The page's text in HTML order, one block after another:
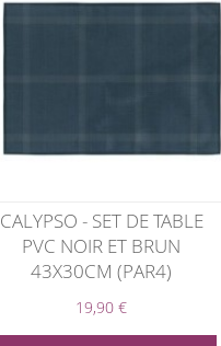
CALYPSO - SET DE TABLE
PVC NOIR ET BRUN
43X30CM (PAR4)
19,90 €